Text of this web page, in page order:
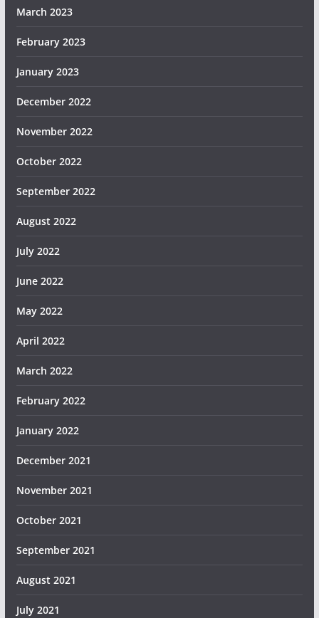
March 2023
February 2023
January 2023
December 2022
November 2022
October 2022
September 2022
August 2022
July 2022
June 2022
May 2022
April 2022
March 2022
February 2022
January 2022
December 2021
November 2021
October 2021
September 2021
August 2021
July 2021